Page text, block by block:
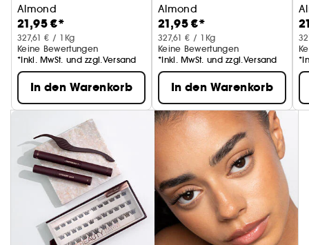
Almond
Instant Pro Press-on Manicure
21,95 €*
327,61 € / 1Kg
Keine Bewertungen
*Inkl. MwSt. und zzgl.Versand
In den Warenkorb
Almond
Instant Pro Press-on Manicure
21,95 €*
327,61 € / 1Kg
Keine Bewertungen
*Inkl. MwSt. und zzgl.Versand
In den Warenkorb